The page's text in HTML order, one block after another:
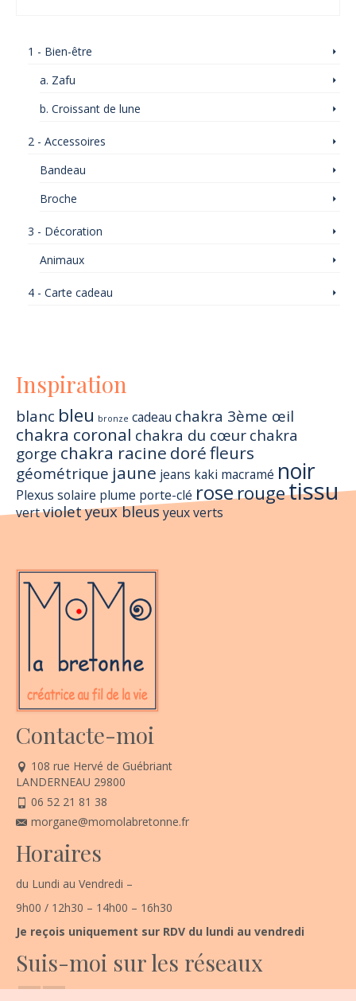
1 - Bien-être
a. Zafu
b. Croissant de lune
2 - Accessoires
Bandeau
Broche
3 - Décoration
Animaux
4 - Carte cadeau
Inspiration
blanc bleu bronze cadeau chakra 3ème œil
chakra coronal chakra du cœur chakra
gorge chakra racine doréfleurs
géométrique jaune jeans kaki macramé noir
Plexus solaire plume porte-clé roserougetissu
vertvioletyeux bleusyeux verts
Contacte-moi
108 rue Hervé de Guébriant
LANDERNEAU 29800
06 52 21 81 38
morgane@momolabretonne.fr
Horaires
du Lundi au Vendredi –
9h00 / 12h30 – 14h00 – 16h30
Je reçois uniquement sur RDV du lundi au vendredi
Suis-moi sur les réseaux